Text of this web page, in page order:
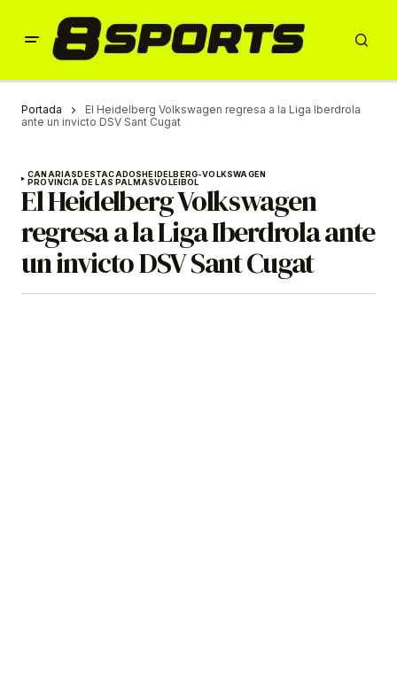
Portada
El Heidelberg Volkswagen regresa a la Liga Iberdrola
ante un invicto DSV Sant Cugat
CANARIASDESTACADOSHEIDELBERG-VOLKSWAGEN
PROVINCIA DE LAS PALMASVOLEIBOL
El Heidelberg Volkswagen
regresa a la Liga Iberdrola ante
un invicto DSV Sant Cugat